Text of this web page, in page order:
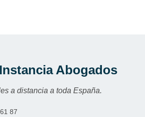
Abogados
a distancia a toda España.
87